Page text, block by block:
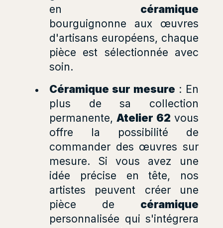
en céramique
bourguignonne aux œuvres
d'artisans européens, chaque
pièce est sélectionnée avec
soin.
Céramique sur mesure : En
plus de sa collection
permanente,Atelier 62 vous
offre la possibilité de
commander des œuvres sur
mesure. Si vous avez une
idée précise en tête, nos
artistes peuvent créer une
pièce de céramique
personnalisée qui s'intégrera